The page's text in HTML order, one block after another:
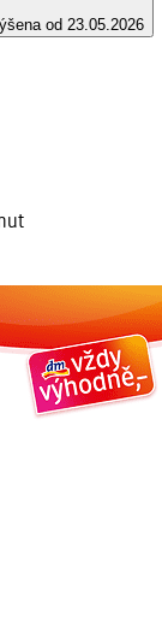
od 23.05.2026